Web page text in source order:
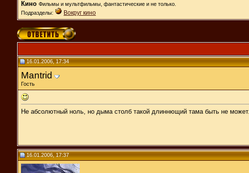
Кино Фильмы и мультфильмы, фантастические и не только.
Подразделы:
Вокруг кино
16.01.2006, 17:34
Mantrid
Гость
Не абсолютный ноль, но дыма столб такой длиннющий тама быть не может.
16.01.2006, 17:37